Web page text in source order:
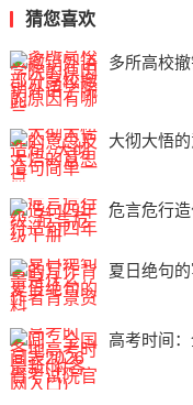
猜您喜欢
多所高校
大彻大悟
危言危行
夏日绝句
高考时间